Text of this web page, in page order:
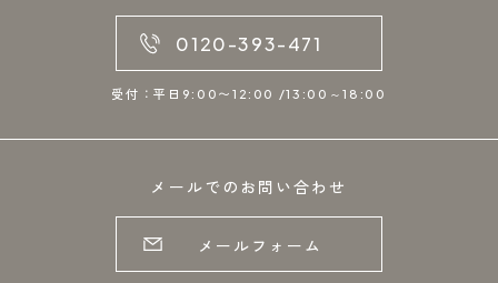
0120-393-471
受付：平日9:00〜12:00 /13:00～18:00
メールでのお問い合わせ
メールフォーム